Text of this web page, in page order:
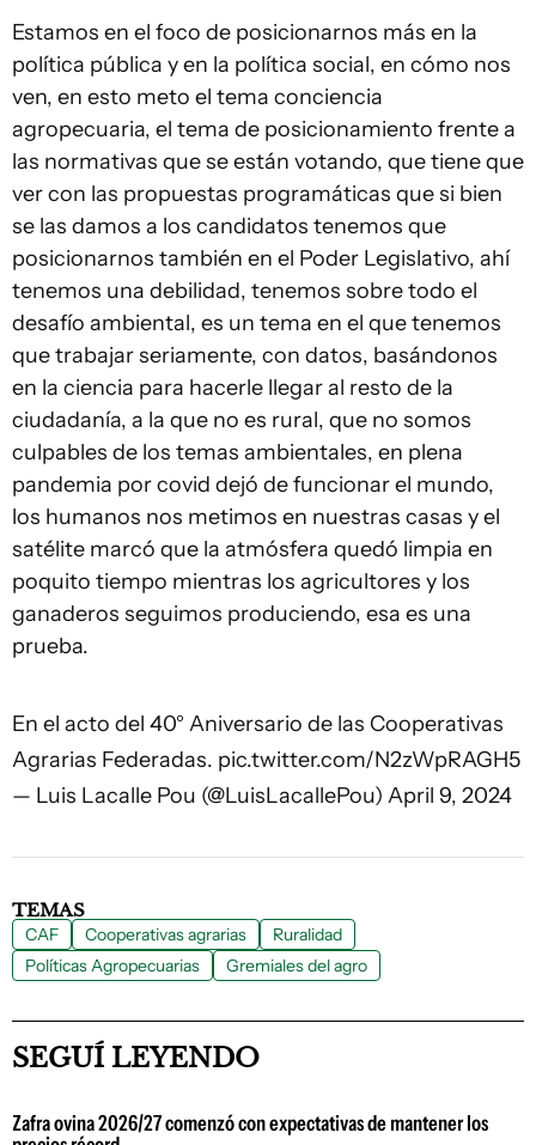
Estamos en el foco de posicionarnos más en la
política pública y en la política social, en cómo nos
ven, en esto meto el tema conciencia
agropecuaria, el tema de posicionamiento frente a
las normativas que se están votando, que tiene que
ver con las propuestas programáticas que si bien
se las damos a los candidatos tenemos que
posicionarnos también en el Poder Legislativo, ahí
tenemos una debilidad, tenemos sobre todo el
desafío ambiental, es un tema en el que tenemos
que trabajar seriamente, con datos, basándonos
en la ciencia para hacerle llegar al resto de la
ciudadanía, a la que no es rural, que no somos
culpables de los temas ambientales, en plena
pandemia por covid dejó de funcionar el mundo,
los humanos nos metimos en nuestras casas y el
satélite marcó que la atmósfera quedó limpia en
poquito tiempo mientras los agricultores y los
ganaderos seguimos produciendo, esa es una
prueba.
En el acto del 40° Aniversario de las Cooperativas
Agrarias Federadas. pic.twitter.com/N2zWpRAGH5
— Luis Lacalle Pou (@LuisLacallePou) April 9, 2024
TEMAS
CAF Cooperativas agrarias
Ruralidad
Políticas Agropecuarias
Gremiales del agro
SEGUÍ LEYENDO
Zafra ovina 2026/27 comenzó con expectativas de mantener los